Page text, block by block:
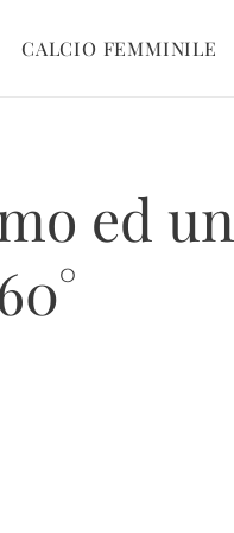
CALCIO FEMMINILE
ed un